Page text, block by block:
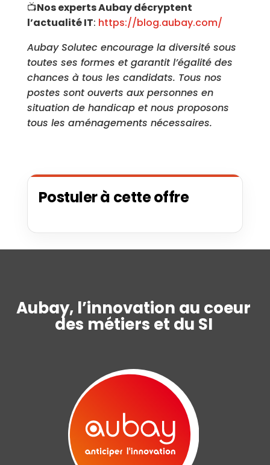
📺Nos experts Aubay décryptent
l’actualité IT: https://blog.aubay.com/
Aubay Solutec encourage la diversité sous
toutes ses formes et garantit l’égalité des
chances à tous les candidats. Tous nos
postes sont ouverts aux personnes en
situation de handicap et nous proposons
tous les aménagements nécessaires.
Postuler à cette offre
Aubay, l’innovation au coeur
des métiers et du SI